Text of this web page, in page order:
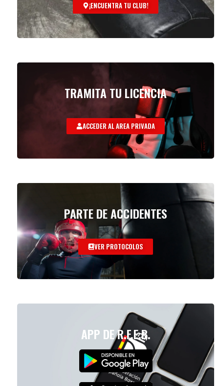
¡ENCUENTRA TU CLUB!
TRAMITA TU LICENCIA
ACCEDER AL AREA PRIVADA
PARTE DE ACCIDENTES
VER PROTOCOLOS
APP DE R.F.E.B.